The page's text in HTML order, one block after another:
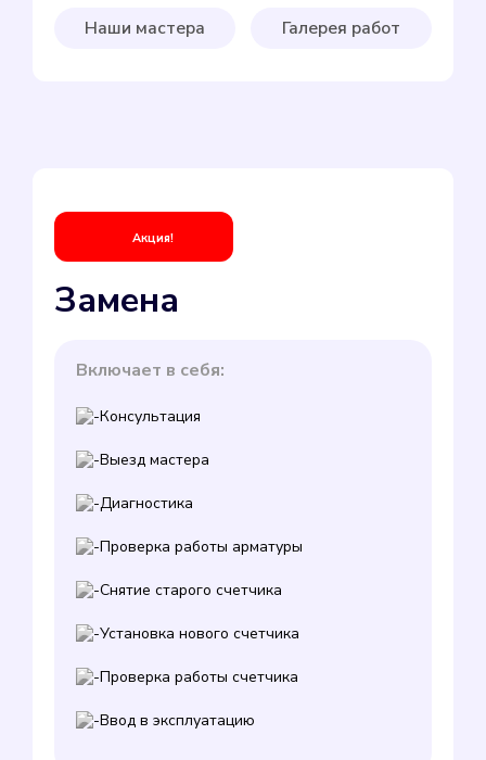
Наши мастера Галерея работ
Акция!
Замена
Включает в себя:
Консультация
Выезд мастера
Диагностика
Проверка работы арматуры
Снятие старого счетчика
Установка нового счетчика
Проверка работы счетчика
Ввод в эксплуатацию